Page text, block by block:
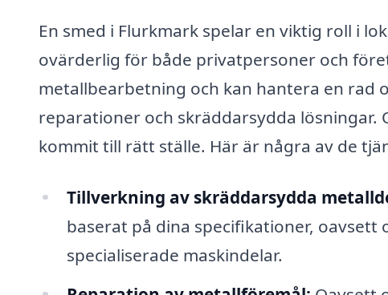
En smed i Flurkmark spelar en viktig roll i
ovärderlig för både privatpersoner och
metallbearbetning och kan hantera en rad
reparationer och skräddarsydda lösningar.
kommit till rätt ställe. Här är några av de
Tillverkning av skräddarsydda
baserat på dina specifikationer,
specialiserade maskindelar.